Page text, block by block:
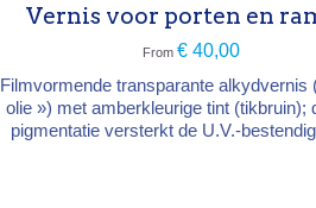
Vernis voor porten en
From € 40,00
Filmvormende transparante alkydvernis
olie ») met amberkleurige tint (tikbruin);
pigmentatie versterkt de U.V.-